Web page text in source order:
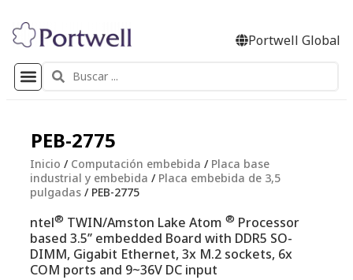
Portwell Global
PEB-2775
Inicio / Computación embebida / Placa base
industrial y embebida / Placa embebida de 3,5
pulgadas / PEB-2775
ntel® TWIN/Amston Lake Atom ® Processor
based 3.5’’ embedded Board with DDR5 SO-
DIMM, Gigabit Ethernet, 3x M.2 sockets, 6x
COM ports and 9~36V DC input